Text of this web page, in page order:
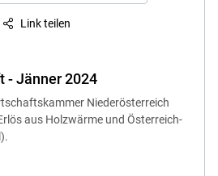
Link teilen
- Jänner 2024
Niederösterreich
aus Holzwärme und Österreich-